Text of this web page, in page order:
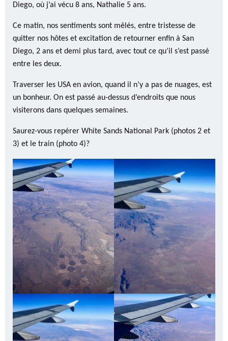
Diego, où j’ai vécu 8 ans, Nathalie 5 ans.
Ce matin, nos sentiments sont mêlés, entre tristesse de
quitter nos hôtes et excitation de retourner enfin à San
Diego, 2 ans et demi plus tard, avec tout ce qu’il s’est passé
entre les deux.
Traverser les USA en avion, quand il n’y a pas de nuages, est
un bonheur. On est passé au-dessus d’endroits que nous
visiterons dans quelques semaines.
Saurez-vous repérer White Sands National Park (photos 2 et
3) et le train (photo 4)?